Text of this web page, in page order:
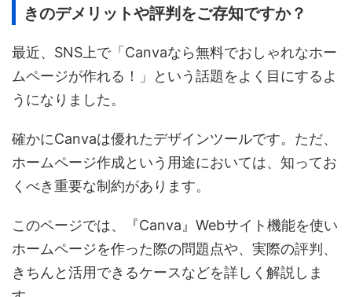
きのデメリットや評判をご存知ですか？
最近、SNS上で「Canvaなら無料でおしゃれなホー
ムページが作れる！」という話題をよく目にするよ
うになりました。
確かにCanvaは優れたデザインツールです。ただ、
ホームページ作成という用途においては、知ってお
くべき重要な制約があります。
このページでは、『Canva』Webサイト機能を使い
ホームページを作った際の問題点や、実際の評判、
きちんと活用できるケースなどを詳しく解説しま